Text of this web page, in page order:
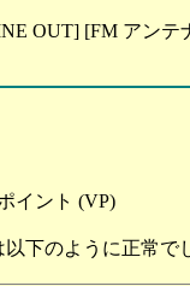
OUT] [FM アンテ
イント (VP)
下のように正常で